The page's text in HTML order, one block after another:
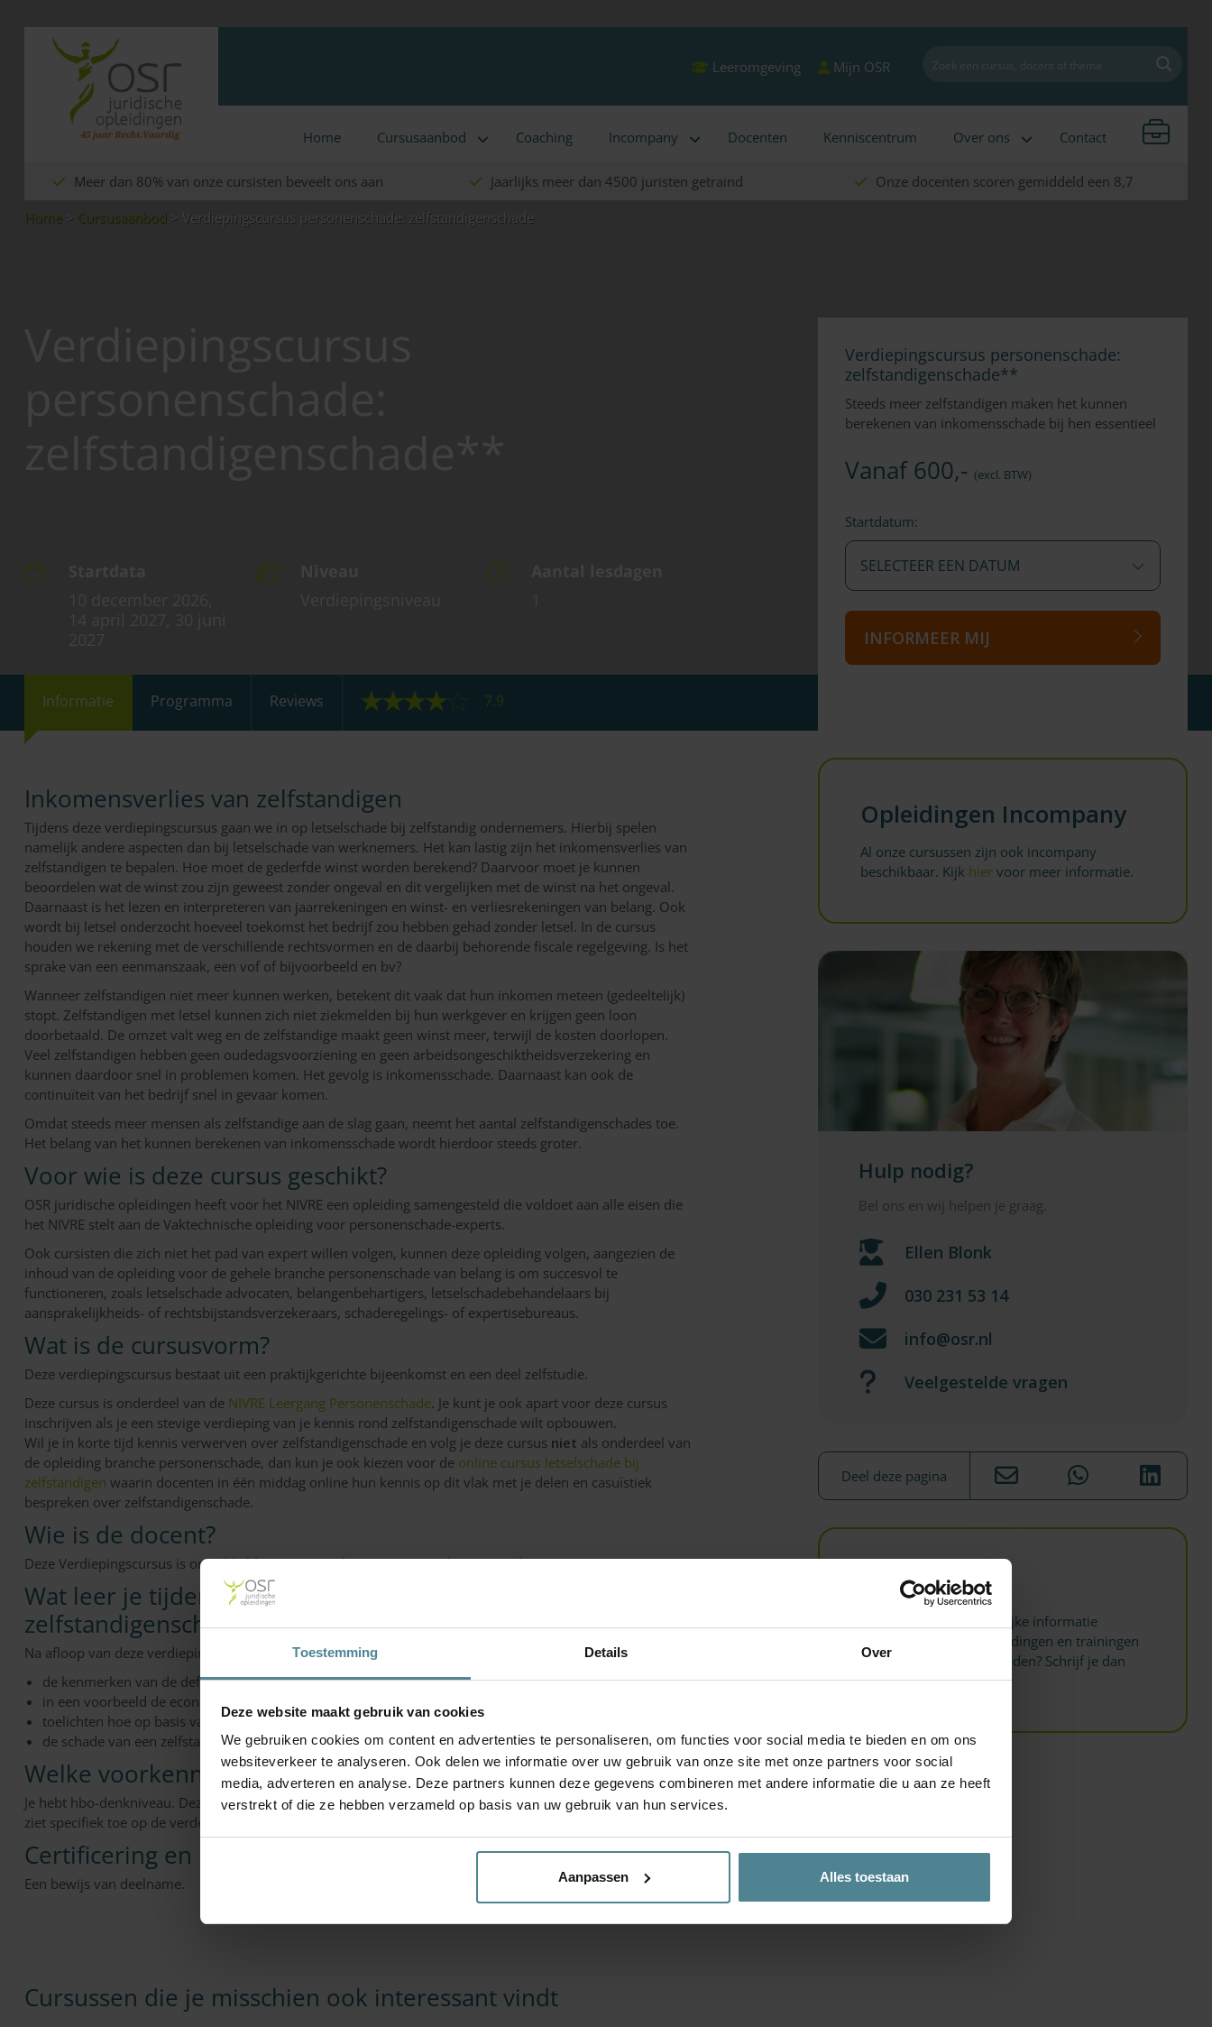
Toestemming Details Over
Deze website maakt gebruik van cookies
We gebruiken cookies om content en advertenties te personaliseren, om functies voor social media te bieden en om ons
websiteverkeer te analyseren. Ook delen we informatie over uw gebruik van onze site met onze partners voor social
media, adverteren en analyse. Deze partners kunnen deze gegevens combineren met andere informatie die u aan ze heeft
verstrekt of die ze hebben verzameld op basis van uw gebruik van hun services.
Aanpassen Alles toestaan
Leeromgeving Mijn OSR
Home Cursusaanbod Coaching Incompany Docenten Kenniscentrum Over ons Contact
Meer dan 80% van onze cursisten beveelt ons aan Jaarlijks meer dan 4500 juristen getraind
Onze docenten scoren gemiddeld een 8,7
Home > Cursusaanbod > Verdiepingscursus personenschade: zelfstandigenschade
Verdiepingscursus personenschade:
zelfstandigenschade**
Steeds meer zelfstandigen maken het kunnen
berekenen van inkomensschade bij hen essentieel
Vanaf 600,- (excl. BTW)
Startdatum:
SELECTEER EEN DATUM
INFORMEER MIJ
Informatie
Inkomensverlies van zelfstandigen
Tijdens deze verdiepingscursus gaan we in op letselschade bij zelfstandig ondernemers. Hierbij spelen
namelijk andere aspecten dan bij letselschade van werknemers. Het kan lastig zijn het inkomensverlies van
zelfstandigen te bepalen. Hoe moet de gederfde winst worden berekend? Daarvoor moet je kunnen
beoordelen wat de winst zou zijn geweest zonder ongeval en dit vergelijken met de winst na het ongeval.
Daarnaast is het lezen en interpreteren van jaarrekeningen en winst- en verliesrekeningen van belang. Ook
wordt bij letsel onderzocht hoeveel toekomst het bedrijf zou hebben gehad zonder letsel. In de cursus
houden we rekening met de verschillende rechtsvormen en de daarbij behorende fiscale regelgeving. Is het
sprake van een eenmanszaak, een vof of bijvoorbeeld en bv?
Wanneer zelfstandigen niet meer kunnen werken, betekent dit vaak dat hun inkomen meteen (gedeeltelijk)
stopt. Zelfstandigen met letsel kunnen zich niet ziekmelden bij hun werkgever en krijgen geen loon
doorbetaald. De omzet valt weg en de zelfstandige maakt geen winst meer, terwijl de kosten doorlopen.
Veel zelfstandigen hebben geen oudedagsvoorziening en geen arbeidsongeschiktheidsverzekering en
kunnen daardoor snel in problemen komen. Het gevolg is inkomensschade. Daarnaast kan ook de
continuïteit van het bedrijf snel in gevaar komen.
Omdat steeds meer mensen als zelfstandige aan de slag gaan, neemt het aantal zelfstandigenschades toe.
Het belang van het kunnen berekenen van inkomensschade wordt hierdoor steeds groter.
Voor wie is deze cursus geschikt?
OSR juridische opleidingen heeft voor het NIVRE een opleiding samengesteld die voldoet aan alle eisen die
het NIVRE stelt aan de Vaktechnische opleiding voor personenschade-experts.
Ook cursisten die zich niet het pad van expert willen volgen, kunnen deze opleiding volgen, aangezien de
inhoud van de opleiding voor de gehele branche personenschade van belang is om succesvol te
functioneren, zoals letselschade advocaten, belangenbehartigers, letselschadebehandelaars bij
aansprakelijkheids- of rechtsbijstandsverzekeraars, schaderegelings- of expertisebureaus.
Wat is de cursusvorm?
Deze verdiepingscursus bestaat uit een praktijkgerichte bijeenkomst en een deel zelfstudie.
Deze cursus is onderdeel van de NIVRE Leergang Personenschade. Je kunt je ook apart voor deze cursus
inschrijven als je een stevige verdieping van je kennis rond zelfstandigenschade wilt opbouwen.
Wil je in korte tijd kennis verwerven over zelfstandigenschade en volg je deze cursus niet als onderdeel van
de opleiding branche personenschade, dan kun je ook kiezen voor de online cursus letselschade bij
zelfstandigen waarin docenten in één middag online hun kennis op dit vlak met je delen en casuïstiek
bespreken over zelfstandigenschade.
Wie is de docent?
Deze Verdiepingscursus is ontwikkeld in samenwerking met en wordt gegeven door:Hans Tiemersma
Wat leer je tijdens de verdiepingscursus personenschade:
zelfstandigenschade?
Na afloop van deze verdiepingscursus kun je:
de kenmerken van de definitie van een zelfstandige noemen en kort toelichten;
in een voorbeeld de economische en financiële positie van een zelfstandige beschrijven;
toelichten hoe op basis van de omzet het (netto) inkomen wordt berekend;
de schade van een zelfstandige berekenen bij diverse rechtsvormen en de fiscale regelingen.
Welke voorkennis en ervaring heb je nodig?
Je hebt hbo-denkniveau. Deze cursus bouwt voort op de basisopleiding van de NIVRE Register-Expert en
ziet specifiek toe op de verdere vaktechnische opleiding en ontwikkeling van de Personenschade-expert.
Certificering en PE-punten
Een bewijs van deelname.
Programma Reviews 7.9
Opleidingen Incompany
Al onze cursussen zijn ook incompany
beschikbaar. Kijk hier voor meer informatie.
Hulp nodig?
Bel ons en wij helpen je graag.
Ellen Blonk
030 231 53 14
info@osr.nl
Veelgestelde vragen
Deel deze pagina
Nieuwsbrief
Wil jij als eerste belangrijke informatie
ontvangen over de opleidingen en trainingen
binnen jouw rechtsgebieden? Schrijf je dan
hierin.
Cursussen die je misschien ook interessant vindt